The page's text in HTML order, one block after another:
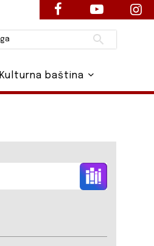
Pretraži
Kulturna baština